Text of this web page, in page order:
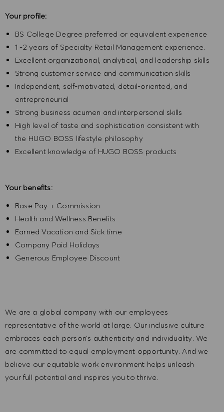
Your profile:
BS College Degree preferred or equivalent experience
1 -2 years of Specialty Retail Management experience.
Excellent organizational, analytical, and leadership skills
Strong customer service and communication skills
Independent, self-motivated, detail-oriented, and
entrepreneurial
Strong business acumen and interpersonal skills
High level of taste and sophistication consistent with
the HUGO BOSS lifestyle philosophy
Excellent knowledge of HUGO BOSS products
Your benefits:
Base Pay + Commission
Health and Wellness Benefits
Earned Vacation and Sick time
Company Paid Holidays
Generous Employee Discount
We are a global company with our employees
representative of the world at large. Our inclusive culture
embraces each person’s authenticity and individuality. We
are committed to equal employment opportunity. And we
believe our equitable work environment helps unleash
your full potential and inspires you to thrive.